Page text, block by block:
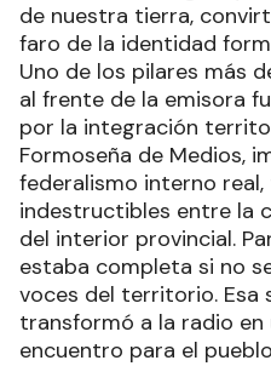
de nuestra tierra,
faro de la identidad
Uno de los pilares más
al frente de la emisora
por la integración
Formoseña de Medios,
federalismo interno
indestructibles entre la
del interior provincial.
estaba completa si no
voces del territorio. Esa
transformó a la radio
encuentro para el